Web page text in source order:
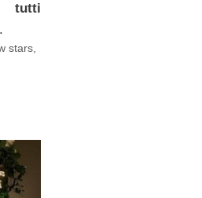
tutti
stars,